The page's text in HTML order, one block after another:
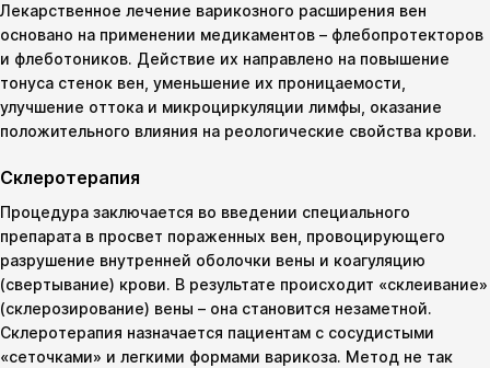
Лекарственное лечение варикозного расширения вен
основано на применении медикаментов – флебопротекторов
и флеботоников. Действие их направлено на повышение
тонуса стенок вен, уменьшение их проницаемости,
улучшение оттока и микроциркуляции лимфы, оказание
положительного влияния на реологические свойства крови.
Склеротерапия
Процедура заключается во введении специального
препарата в просвет пораженных вен, провоцирующего
разрушение внутренней оболочки вены и коагуляцию
(свертывание) крови. В результате происходит «склеивание»
(склерозирование) вены – она становится незаметной.
Склеротерапия назначается пациентам с сосудистыми
«сеточками» и легкими формами варикоза. Метод не так